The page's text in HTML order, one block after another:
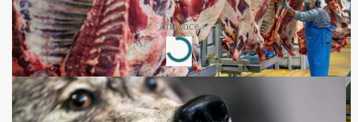
Annonce
Loading...